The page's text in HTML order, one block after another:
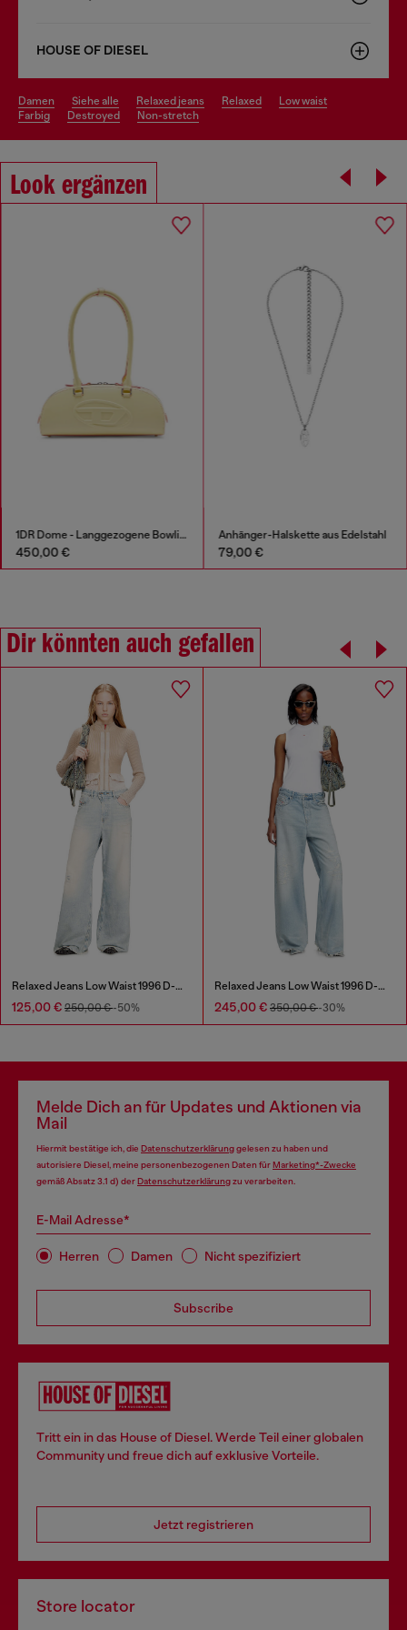
HOUSE OF DIESEL
damen siehe alle relaxed jeans relaxed
low waist
farbig
destroyed non-stretch
Look ergänzen
1DR Dome - Langgezogene Bowlingtasche aus Leder
450,00 €
Anhänger-Halskette aus Edelstahl
79,00 €
Dir könnten auch gefallen
Relaxed Jeans Low Waist 1996 D-Sire
125,00 € 250,00 €-50%
Relaxed Jeans Low Waist 1996 D-Sire
245,00 € 350,00 €-30%
Melde Dich an für Updates und Aktionen via
Mail
Hiermit bestätige ich, die Datenschutzerklärunggelesen zu haben und
autorisiere Diesel, meine personenbezogenen Daten fürMarketing*-Zwecke
gemäß Absatz 3.1 d) derDatenschutzerklärungzu verarbeiten.
E-Mail Adresse*
Herren Damen Nicht spezifiziert
Subscribe
Tritt ein in das House of Diesel. Werde Teil einer globalen
Community und freue dich auf exklusive Vorteile.
Jetzt registrieren
Store locator